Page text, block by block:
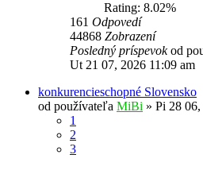
Rating: 8.02%
161 Odpovedí
44868 Zobrazení
Posledný príspevokod
Ut 21 07, 2026 11:09 am
konkurencieschopné Slovensko
od používateľa MiBi » Pi 28
1
2
3